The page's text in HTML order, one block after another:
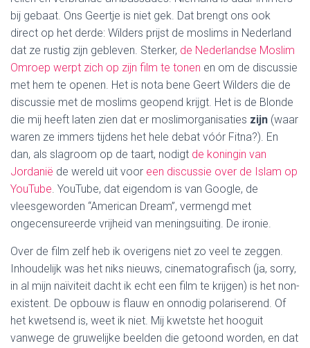
bij gebaat. Ons Geertje is niet gek. Dat brengt ons ook
direct op het derde: Wilders prijst de moslims in Nederland
dat ze rustig zijn gebleven. Sterker, de Nederlandse Moslim
Omroep werpt zich op zijn film te tonen en om de discussie
met hem te openen. Het is nota bene Geert Wilders die de
discussie met de moslims geopend krijgt. Het is de Blonde
die mij heeft laten zien dat er moslimorganisaties zijn (waar
waren ze immers tijdens het hele debat vóór Fitna?). En
dan, als slagroom op de taart, nodigt de koningin van
Jordanië de wereld uit voor een discussie over de Islam op
YouTube. YouTube, dat eigendom is van Google, de
vleesgeworden “American Dream”, vermengd met
ongecensureerde vrijheid van meningsuiting. De ironie.
Over de film zelf heb ik overigens niet zo veel te zeggen.
Inhoudelijk was het niks nieuws, cinematografisch (ja, sorry,
in al mijn naïviteit dacht ik echt een film te krijgen) is het non-
existent. De opbouw is flauw en onnodig polariserend. Of
het kwetsend is, weet ik niet. Mij kwetste het hooguit
vanwege de gruwelijke beelden die getoond worden, en dat